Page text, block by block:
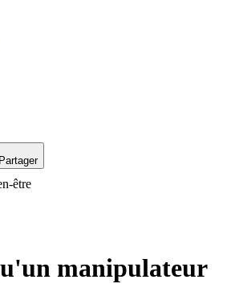
Partager
être
manipulateur